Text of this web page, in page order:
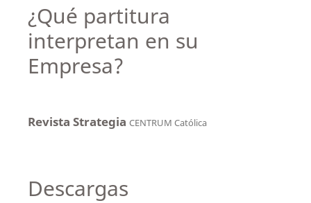
¿Qué partitura
interpretan en su
Empresa?
Revista Strategia CENTRUM Católica
Descargas